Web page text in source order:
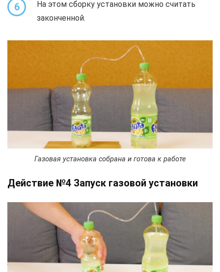
6
На этом сборку установки можно считать
законченной.
Газовая установка собрана и готова к работе
Действие №4 Запуск газовой установки